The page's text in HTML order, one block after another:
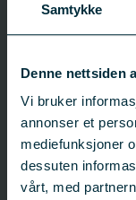
Samtykke
Denne nettsiden
Vi bruker
annonser et
mediefunksjoner
dessuten
vårt, med
Startdato:
Sluttdato:
FHF-
FHF